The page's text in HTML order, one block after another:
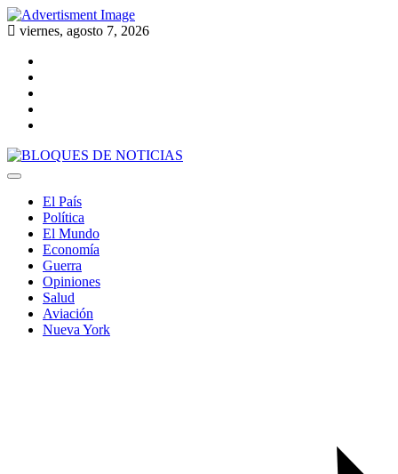
Skip
to viernes, agosto 7, 2026
El País
Política
El Mundo
Economía
Guerra
Opiniones
Salud
Aviación
Nueva York